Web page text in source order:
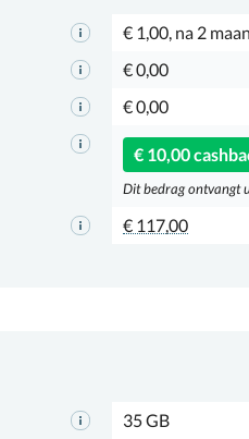
€ 1,00, na 2
€ 0,00
€ 0,00
€ 10,00
Dit bedrag ontvangt
€ 117,00
35 GB